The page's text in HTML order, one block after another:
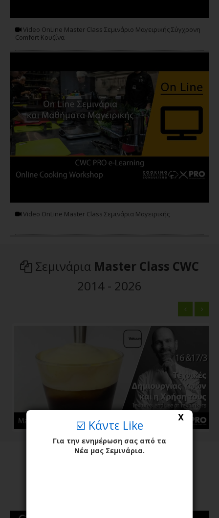
Video OnLine Master Class Σεμινάριο Μαγειρικής Σύγχρονη
Comfort Κουζίνα
Video OnLine Master Class Σεμινάρια Μαγειρικής
Σεμινάρια Master Class CWC
2014 - 2026
X
☑️ Κάντε Like
Για την ενημέρωση σας από τα
Νέα μας Σεμινάρια.